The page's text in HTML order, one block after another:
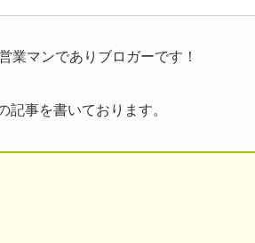
業マンでありブロガーです！
事を書いております。